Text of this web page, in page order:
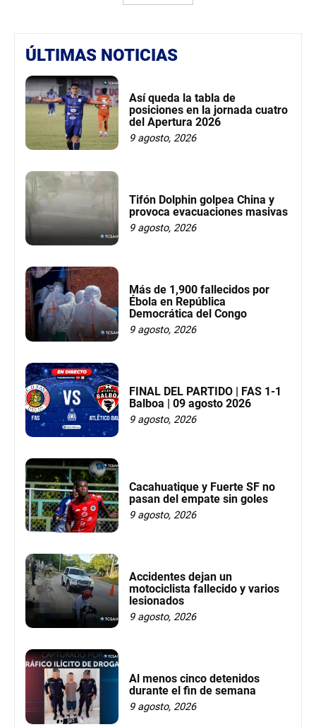
ÚLTIMAS NOTICIAS
Así queda la tabla de
posiciones en la jornada cuatro
del Apertura 2026
9 agosto, 2026
Tifón Dolphin golpea China y
provoca evacuaciones masivas
9 agosto, 2026
Más de 1,900 fallecidos por
Ébola en República
Democrática del Congo
9 agosto, 2026
FINAL DEL PARTIDO | FAS 1-1
Balboa | 09 agosto 2026
9 agosto, 2026
Cacahuatique y Fuerte SF no
pasan del empate sin goles
9 agosto, 2026
Accidentes dejan un
motociclista fallecido y varios
lesionados
9 agosto, 2026
Al menos cinco detenidos
durante el fin de semana
9 agosto, 2026